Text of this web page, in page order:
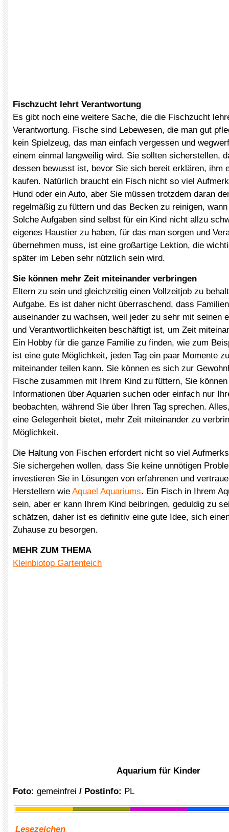
Fischzucht lehrt Verantwortung
Es gibt noch eine weitere Sache, die die Fischzucht
Verantwortung. Fische sind Lebewesen, die man gut
kein Spielzeug, das man einfach vergessen und
einem einmal langweilig wird. Sie sollten sicherstellen,
dessen bewusst ist, bevor Sie sich bereit erklären, ihm
kaufen. Natürlich braucht ein Fisch nicht so viel
Hund oder ein Auto, aber Sie müssen trotzdem daran
regelmäßig zu füttern und das Becken zu reinigen,
Solche Aufgaben sind selbst für ein Kind nicht allzu
eigenes Haustier zu haben, für das man sorgen und
übernehmen muss, ist eine großartige Lektion, die
später im Leben sehr nützlich sein wird.
Sie können mehr Zeit miteinander verbringen
Eltern zu sein und gleichzeitig einen Vollzeitjob zu
Aufgabe. Es ist daher nicht überraschend, dass
auseinander zu wachsen, weil jeder zu sehr mit seinen
und Verantwortlichkeiten beschäftigt ist, um Zeit
Ein Hobby für die ganze Familie zu finden, wie zum
ist eine gute Möglichkeit, jeden Tag ein paar Momente
miteinander teilen kann. Sie können es sich zur
Fische zusammen mit Ihrem Kind zu füttern, Sie
Informationen über Aquarien suchen oder einfach nur
beobachten, während Sie über Ihren Tag sprechen.
eine Gelegenheit bietet, mehr Zeit miteinander zu
Möglichkeit.
Die Haltung von Fischen erfordert nicht so viel
Sie sichergehen wollen, dass Sie keine unnötigen
investieren Sie in Lösungen von erfahrenen und
Herstellern wie Aquael Aquariums. Ein Fisch in Ihrem
sein, aber er kann Ihrem Kind beibringen, geduldig zu
schätzen, daher ist es definitiv eine gute Idee, sich
Zuhause zu besorgen.
MEHR ZUM THEMA
Kleinbiotop Gartenteich
Aquarium für Kinder
Foto: gemeinfrei / Postinfo: PL
Lesezeichen